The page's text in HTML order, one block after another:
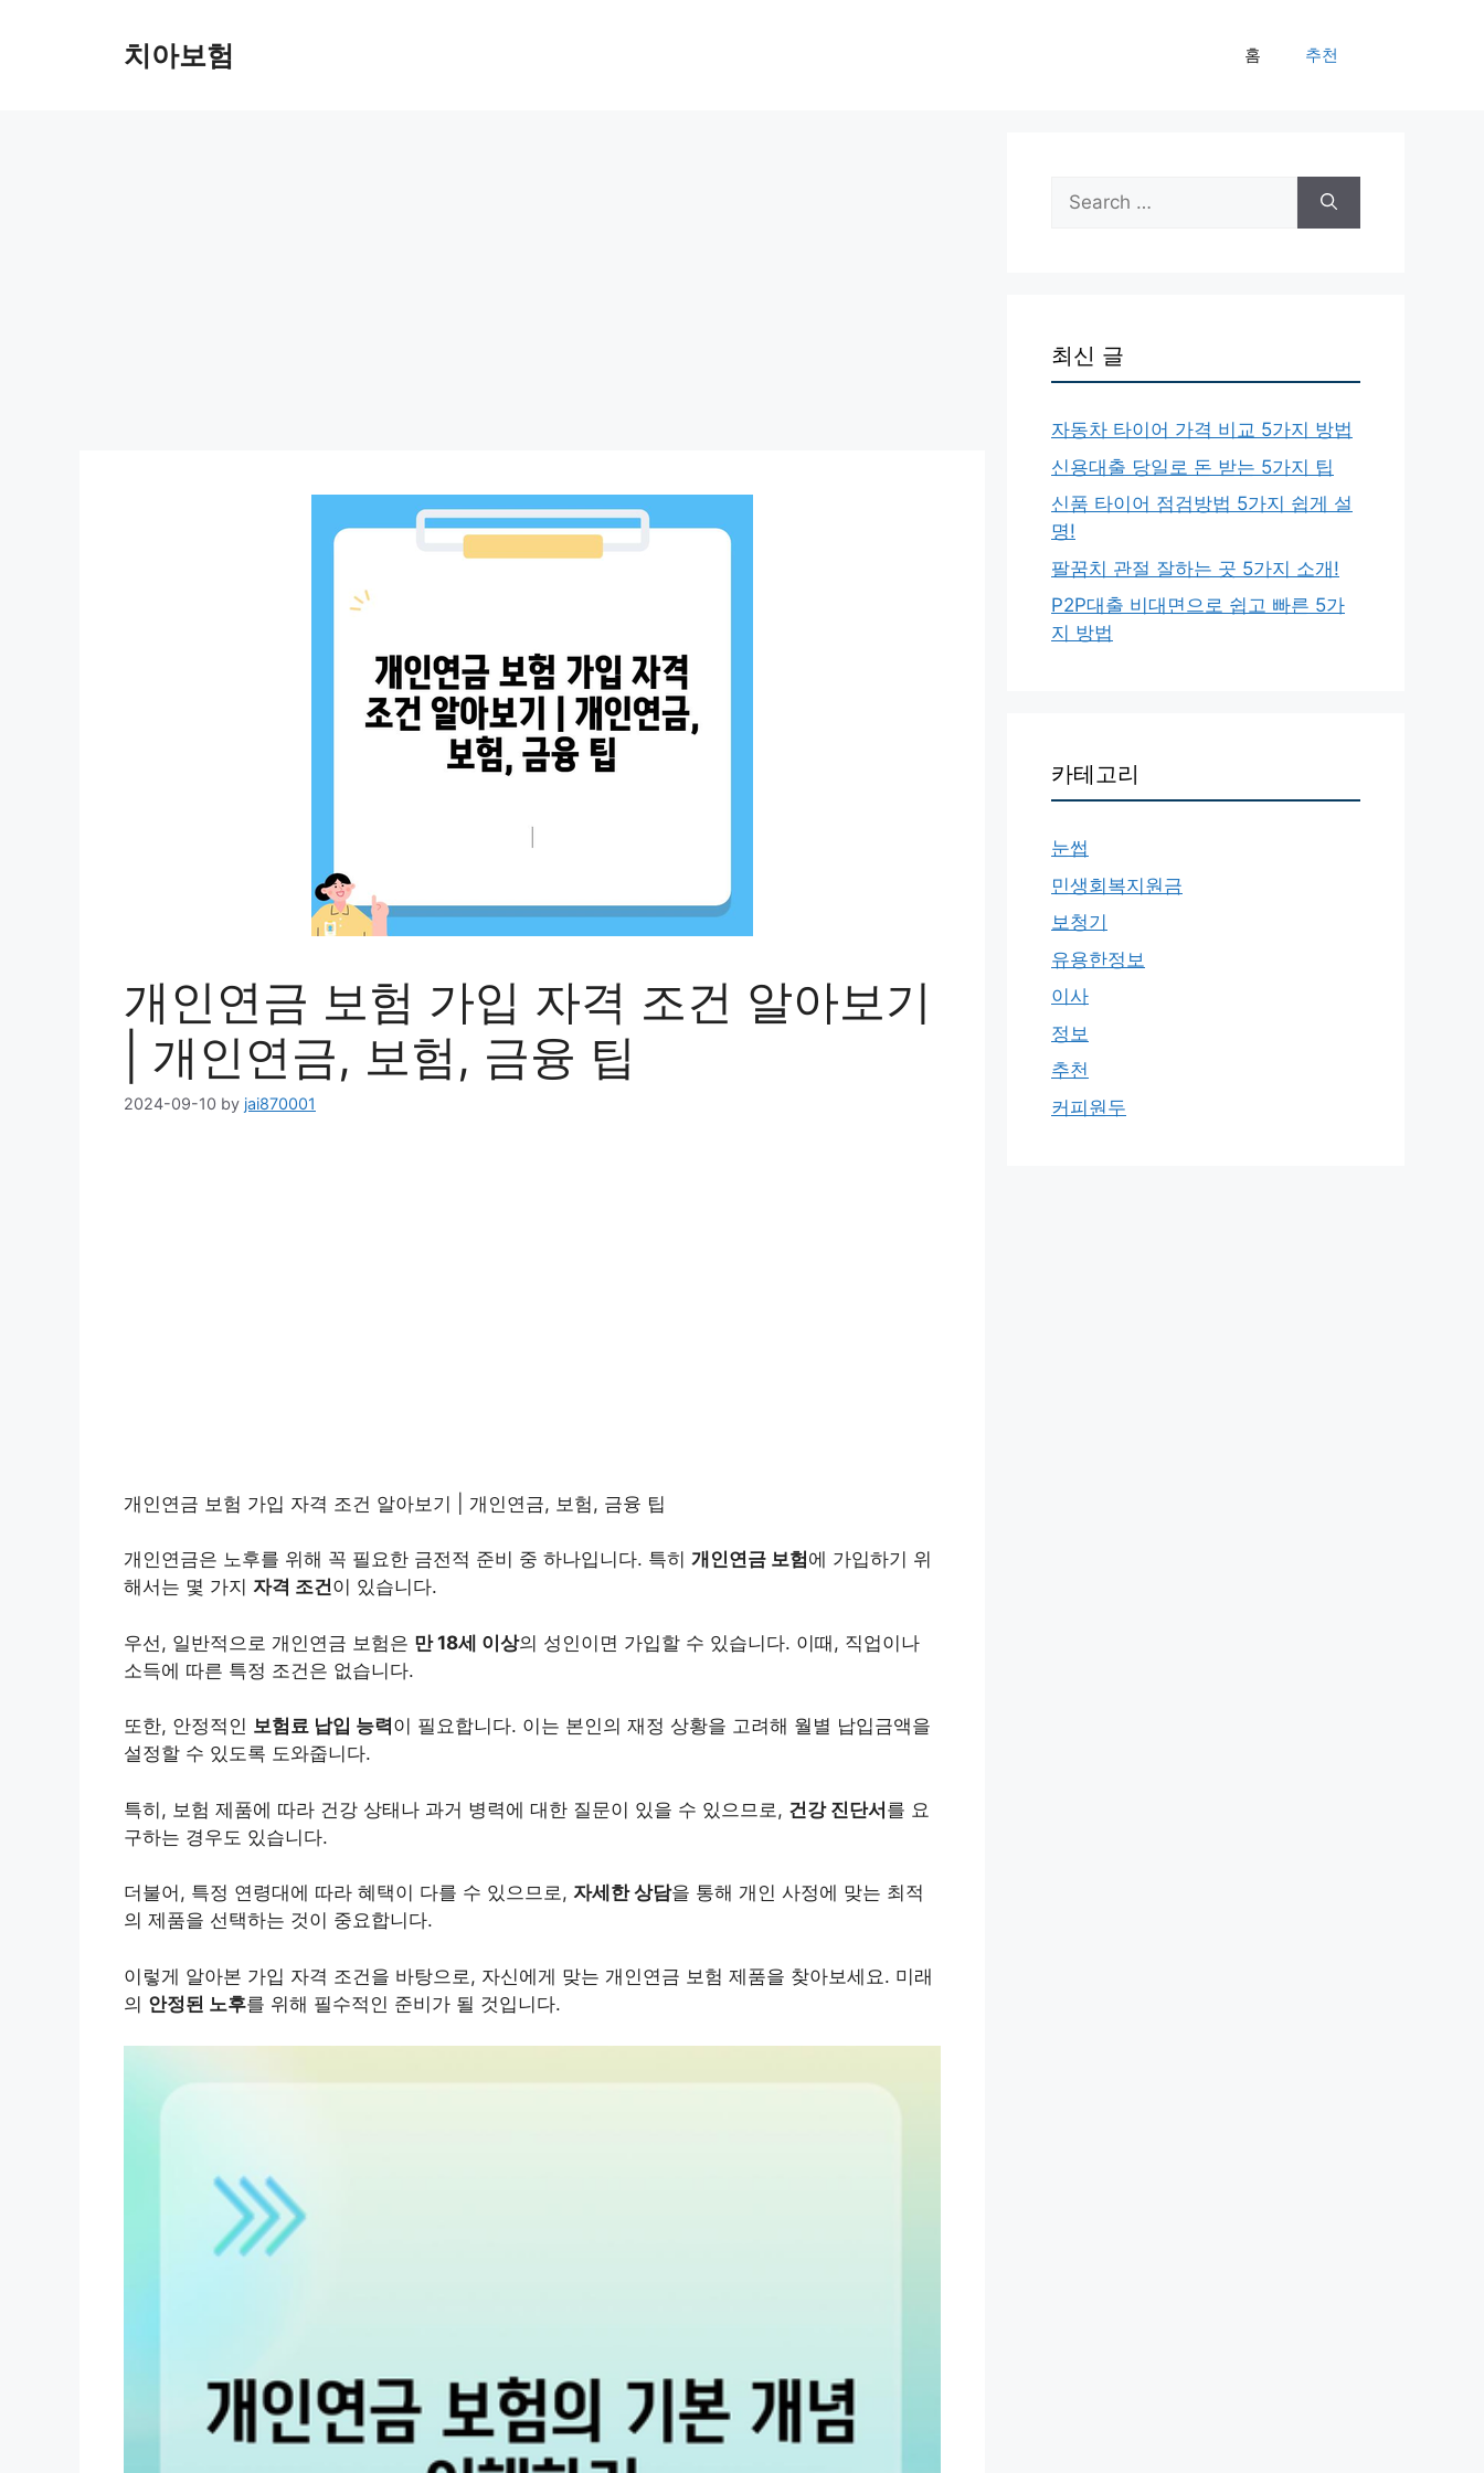
치아보험 홈 추천
개인연금 보험 가입 자격 조건 알아보기
| 개인연금, 보험, 금융 팁
2024-09-10 by jai870001
개인연금 보험 가입 자격 조건 알아보기 | 개인연금, 보험, 금융 팁
개인연금은 노후를 위해 꼭 필요한 금전적 준비 중 하나입니다. 특히 개인연금 보험에 가입하기 위
해서는 몇 가지 자격 조건이 있습니다.
우선, 일반적으로 개인연금 보험은 만 18세 이상의 성인이면 가입할 수 있습니다. 이때, 직업이나
소득에 따른 특정 조건은 없습니다.
또한, 안정적인 보험료 납입 능력이 필요합니다. 이는 본인의 재정 상황을 고려해 월별 납입금액을
설정할 수 있도록 도와줍니다.
특히, 보험 제품에 따라 건강 상태나 과거 병력에 대한 질문이 있을 수 있으므로, 건강 진단서를 요
구하는 경우도 있습니다.
더불어, 특정 연령대에 따라 혜택이 다를 수 있으므로, 자세한 상담을 통해 개인 사정에 맞는 최적
의 제품을 선택하는 것이 중요합니다.
이렇게 알아본 가입 자격 조건을 바탕으로, 자신에게 맞는 개인연금 보험 제품을 찾아보세요. 미래
의 안정된 노후를 위해 필수적인 준비가 될 것입니다.
Search
for:
최신 글
자동차 타이어 가격 비교 5가지 방법
신용대출 당일로 돈 받는 5가지 팁
신품 타이어 점검방법 5가지 쉽게 설
명!
팔꿈치 관절 잘하는 곳 5가지 소개!
P2P대출 비대면으로 쉽고 빠른 5가
지 방법
카테고리
눈썹
민생회복지원금
보청기
유용한정보
이사
정보
추천
커피원두